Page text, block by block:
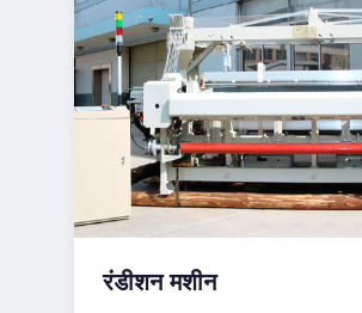
रंडीशन मशीन